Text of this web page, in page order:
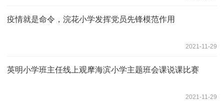
疫情就是命令，浣花小学发挥党员先锋模范作用
2021-11-29
英明小学班主任线上观摩海滨小学主题班会课说课比赛
2021-11-29